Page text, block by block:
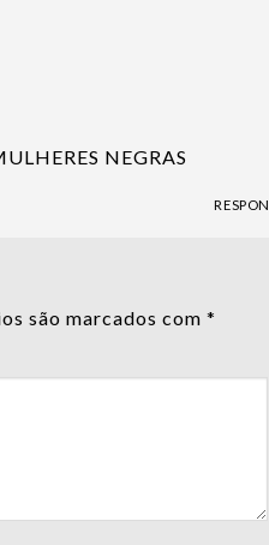
NEGRAS
são marcados com *